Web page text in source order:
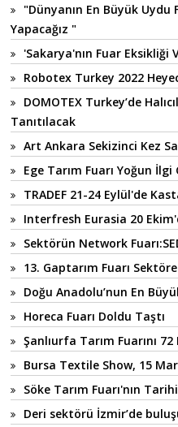
"Dünyanın En Büyük Uydu
Yapacağız "
'Sakarya'nın Fuar Eksikliği
Robotex Turkey 2022
DOMOTEX Turkey’de
Tanıtılacak
Art Ankara Sekizinci Kez
Ege Tarım Fuarı Yoğun İlgi
TRADEF 21-24 Eylül'de
Interfresh Eurasia 20
Sektörün Network
13. Gaptarım Fuarı Sektöre
Doğu Anadolu’nun En
Horeca Fuarı Doldu Taştı
Şanlıurfa Tarım Fuarını
Bursa Textile Show, 15
Söke Tarım Fuarı'nın
Deri sektörü İzmir’de